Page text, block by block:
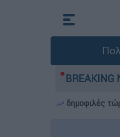
BREAKING
τρία αεροσκάφη
δημοφιλές